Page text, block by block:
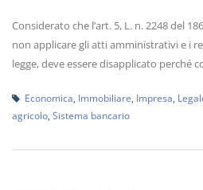
Considerato che l’art. 5, L. n. 2248 del
non applicare gli atti amministrativi e i
legge, deve essere disapplicato perché
Economica Immobiliare Impresa
agricolo Sistema bancario